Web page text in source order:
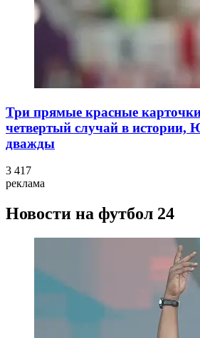
Три прямые красные
четвертый случай в
дважды
3 417
реклама
Новости на футбол 24